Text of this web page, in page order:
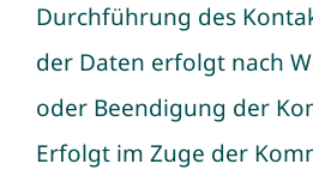
Durchführung des
der Daten erfolgt nach
oder Beendigung der
Erfolgt im Zuge der